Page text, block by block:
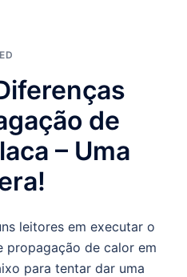
de
– Uma
leitores em executar o
propagação de calor em
para tentar dar uma